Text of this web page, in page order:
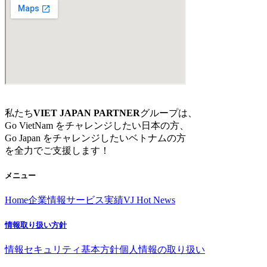
私たちVIET JAPAN PARTNERグループは、
Go VietNam をチャレンジしたい日本の方、
Go Japan をチャレンジしたいベトナムの方
を全力でご支援します！
メニュー
Home企業情報サービス実績VJ Hot News
情報取り扱い方針
情報セキュリティ基本方針個人情報の取り扱い